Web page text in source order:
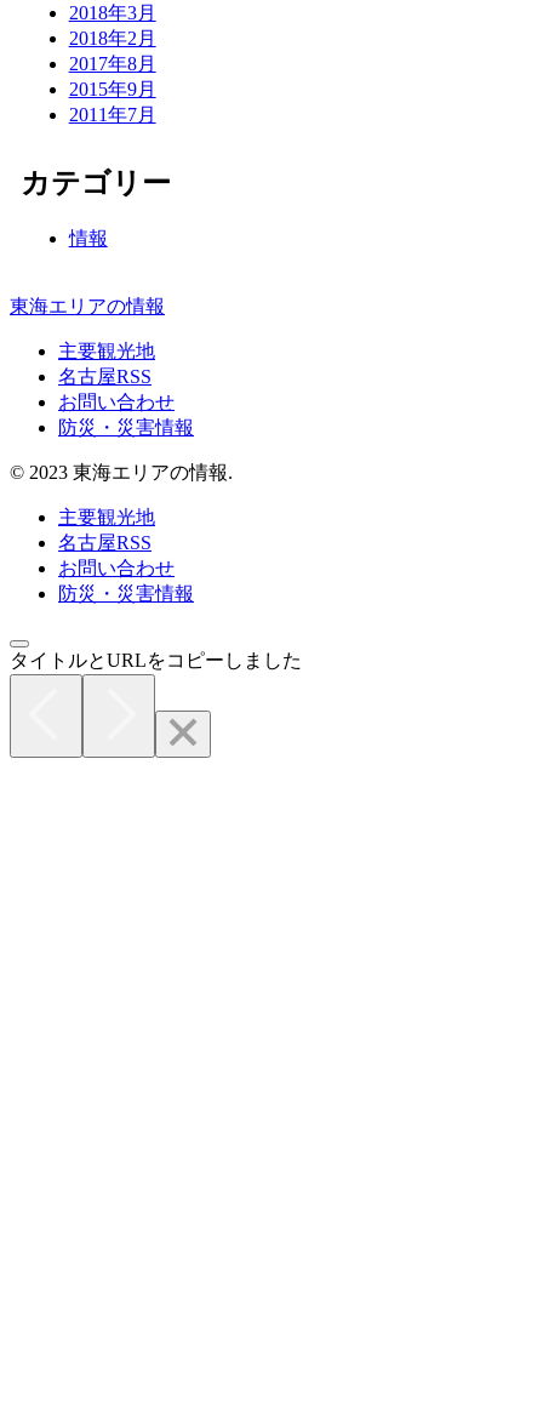
2018年3月
2018年2月
2017年8月
2015年9月
2011年7月
カテゴリー
情報
東海エリアの情報
主要観光地
名古屋RSS
お問い合わせ
防災・災害情報
© 2023 東海エリアの情報.
主要観光地
名古屋RSS
お問い合わせ
防災・災害情報
タイトルとURLをコピーしました